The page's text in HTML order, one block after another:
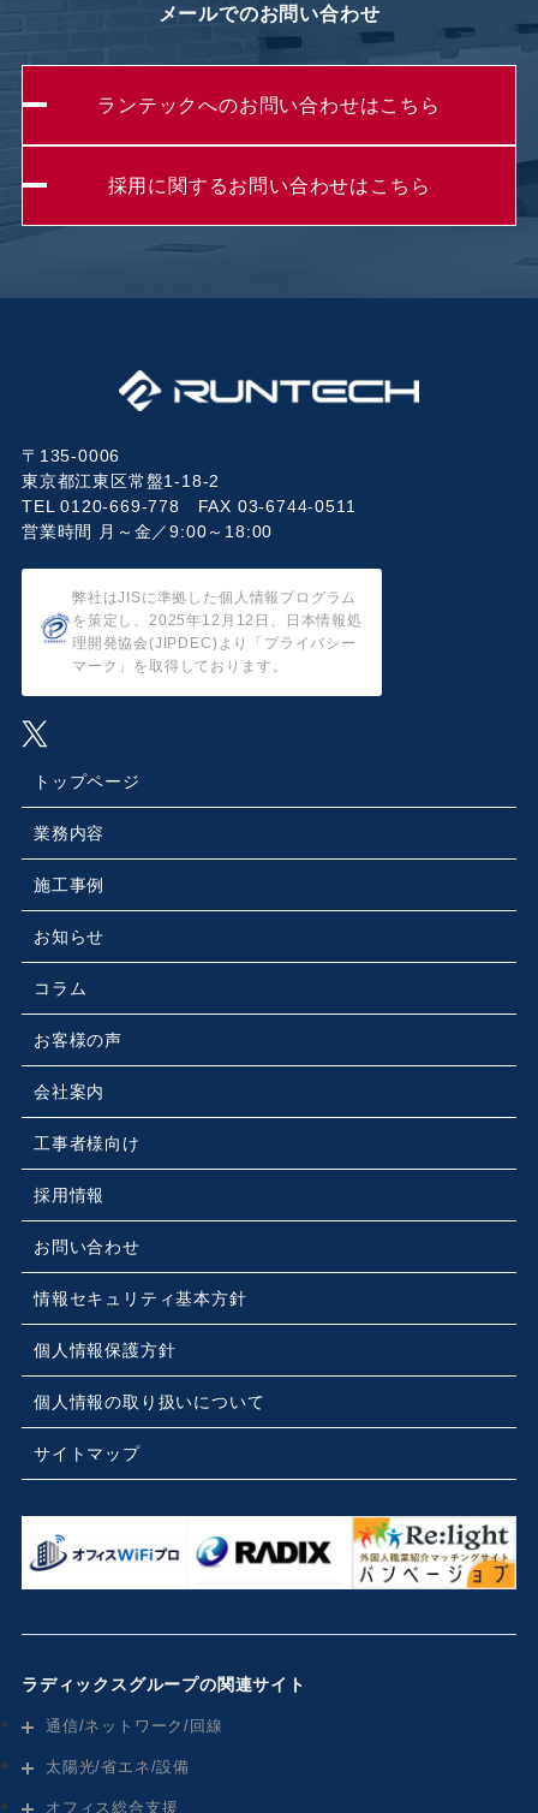
メールでのお問い合わせ
ランテックへのお問い合わせはこちら
採用に関するお問い合わせはこちら
〒135-0006
東京都江東区常盤1-18-2
TEL 0120-669-778 FAX 03-6744-0511
営業時間 月～金／9:00～18:00
弊社はJISに準拠した個人情報プログラム
を策定し、2025年12月12日、日本情報処
理開発協会(JIPDEC)より「プライバシー
マーク」を取得しております。
トップページ
業務内容
施工事例
お知らせ
コラム
お客様の声
会社案内
工事者様向け
採用情報
お問い合わせ
情報セキュリティ基本方針
個人情報保護方針
個人情報の取り扱いについて
サイトマップ
ラディックスグループの関連サイト
通信/ネットワーク/回線
太陽光/省エネ/設備
オフィス総合支援